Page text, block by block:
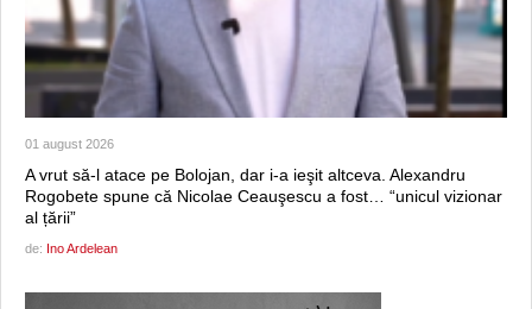
01 august 2026
A vrut să-l atace pe Bolojan, dar i-a ieşit altceva. Alexandru
Rogobete spune că Nicolae Ceauşescu a fost… “unicul vizionar
al țării”
de: Ino Ardelean